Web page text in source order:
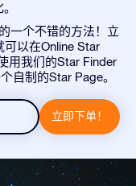
一个不错的方法！立
以在Online Star
用我们的Star Finder
自制的Star Page。
立即下单！